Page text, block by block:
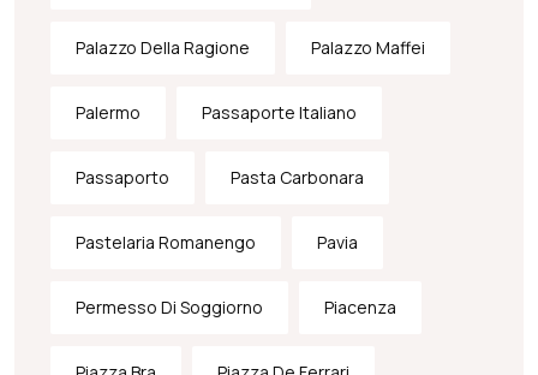
Palazzo Della Ragione Palazzo Maffei
Palermo Passaporte Italiano
Passaporto Pasta Carbonara
Pastelaria Romanengo Pavia
Permesso Di Soggiorno Piacenza